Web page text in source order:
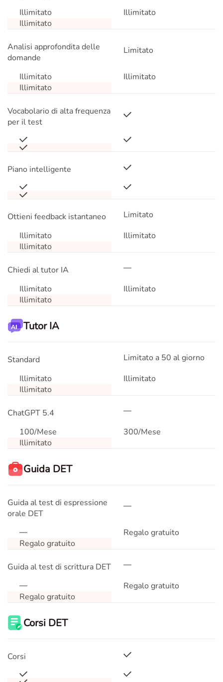
Illimitato
Illimitato
Illimitato
Analisi approfondita delle
domande
Limitato
Illimitato
Illimitato
Illimitato
Vocabolario di alta frequenza
per il test
Piano intelligente
Ottieni feedback istantaneo
Limitato
Illimitato
Illimitato
Illimitato
Chiedi al tutor IA
Illimitato
Illimitato
Illimitato
Tutor IA
Standard
Limitato a 50 al giorno
Illimitato
Illimitato
Illimitato
ChatGPT 5.4
100/Mese
300/Mese
Illimitato
Guida DET
Guida al test di espressione
orale DET
Regalo gratuito
Regalo gratuito
Guida al test di scrittura DET
Regalo gratuito
Regalo gratuito
Corsi DET
Corsi